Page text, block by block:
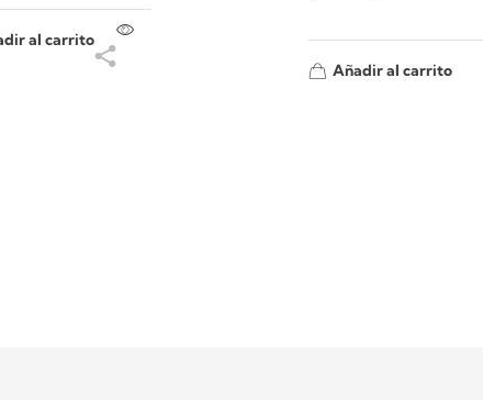
al carrito
Añadir al carrito